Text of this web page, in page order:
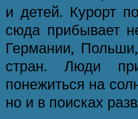
и детей. Курорт
сюда прибывает
Германии,
стран. Люди
понежиться на
но и в поисках